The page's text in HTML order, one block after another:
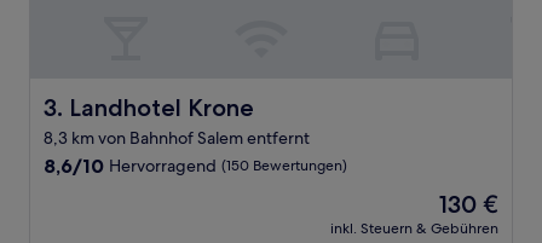
3. Landhotel Krone
Landhotel Krone
8,3 km von Bahnhof Salem entfernt
8.6
8,6/10 Hervorragend (150 Bewertungen)
Der
Preis
130 €
inkl. Steuern & Gebühren